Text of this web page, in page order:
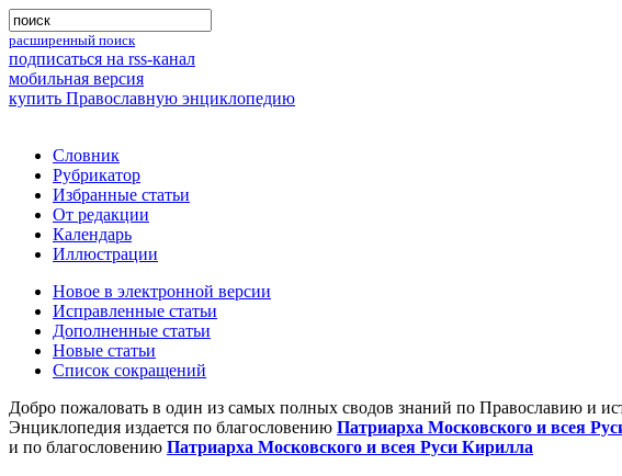
расширенный поиск
подписаться на rss-канал
мобильная версия
купить Православную энциклопедию
Словник
Рубрикатор
Избранные статьи
От редакции
Календарь
Иллюстрации
Новое в электронной версии
Исправленные статьи
Дополненные статьи
Новые статьи
Список сокращений
Добро пожаловать в один из самых полных сводов знаний по Православию и
Энциклопедия издается по благословению Патриарха Московского и всея
и по благословению Патриарха Московского и всея Руси Кирилла